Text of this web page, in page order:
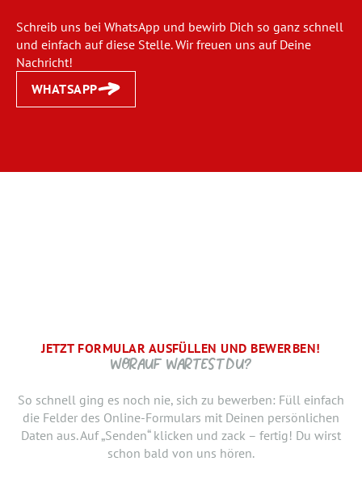
Schreib uns bei WhatsApp und bewirb Dich so ganz schnell
und einfach auf diese Stelle. Wir freuen uns auf Deine
Nachricht!
WHATSAPP
JETZT FORMULAR AUSFÜLLEN UND BEWERBEN!
WORAUF WARTEST DU?
So schnell ging es noch nie, sich zu bewerben: Füll einfach
die Felder des Online-Formulars mit Deinen persönlichen
Daten aus. Auf „Senden“ klicken und zack – fertig! Du wirst
schon bald von uns hören.
BRAUCHEN WIR NOCH ...
SCHRITT.
bist, den neuen Job anzutreten. Du möchtest Deiner
Bewerbung doch noch einen Lebenslauf oder ein anderes
Dokument hinzufügen? Hier kannst Du es hochladen.
DANKE, WIR FREUEN UNS AUF DICH UND MELDEN UNS